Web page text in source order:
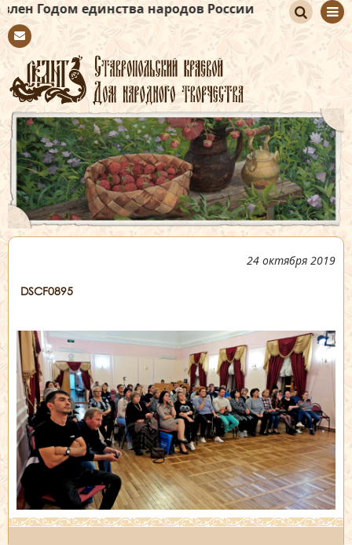
единства народов России
tact
иск
24 октября 2019
DSCF0895